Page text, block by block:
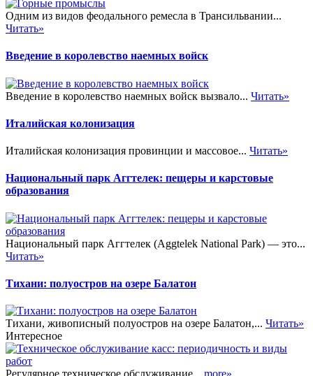
Одним из видов феодального ремесла в Трансильвании...
Читать»
Введение в королевство наемных войск
Введение в королевство наемных войск вызвало... Читать»
Италийская колонизация
Италийская колонизация провинции и массовое... Читать»
Национальный парк Аггтелек: пещеры и карстовые
образования
Национальный парк Аггтелек (Aggtelek National Park) — это...
Читать»
Тихани: полуостров на озере Балатон
Тихани, живописный полуостров на озере Балатон,... Читать»
Интересное